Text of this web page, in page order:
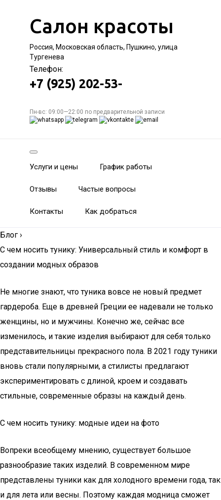
Салон красоты
Россия, Московская область, Пушкино, улица
Тургенева
Телефон:
+7 (925) 202-53-
Пн-вс: 09:00—22:00 по предварительной записи
Услуги и цены График работы
Отзывы Частые вопросы
Контакты Как добраться
Блог ›
С чем носить тунику: Универсальный стиль и комфорт в
создании модных образов
Не многие знают, что туника вовсе не новый предмет
гардероба. Еще в древней Греции ее надевали не только
женщины, но и мужчины. Конечно же, сейчас все
изменилось, и такие изделия выбирают для себя только
представительницы прекрасного пола. В 2021 году туники
вновь стали популярными, а стилисты предлагают
экспериментировать с длиной, кроем и создавать
стильные, современные образы на каждый день.
С чем носить тунику: модные идеи на фото
Вопреки всеобщему мнению, существует большое
разнообразие таких изделий. В современном мире
представлены туники как для холодного времени года, так
и для лета или весны. Поэтому каждая модница сможет